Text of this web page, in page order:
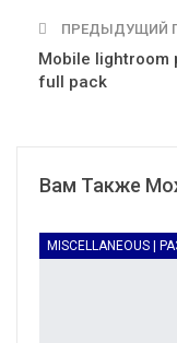
ПРЕДЫДУЩИЙ
Mobile lightroom
full pack
Вам Также